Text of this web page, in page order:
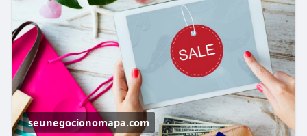
seunegocionomapa.com